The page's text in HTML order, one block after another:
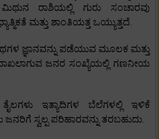
ರಾಶಿಯಲ್ಲಿ ಗುರು ಸಂಚಾರವು
ಮತ್ತು ಶಾಂತಿಯತ್ತ ಒಯ್ಯುತ್ತದೆ.
ಜ್ಞಾನವನ್ನು ಪಡೆಯುವ ಮೂಲಕ ಮತ್ತು
ಜನರ ಸಂಖ್ಯೆಯಲ್ಲಿ ಗಣನೀಯ
ತೈಲಗಳು ಇತ್ಯಾದಿಗಳ ಬೆಲೆಗಳಲ್ಲಿ ಇಳಿಕೆ
ಸ್ವಲ್ಪ ಪರಿಹಾರವನ್ನು ತರಬಹುದು.